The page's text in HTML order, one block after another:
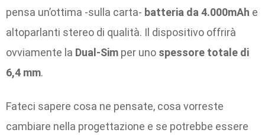
pensa un’ottima -sulla carta- batteria da 4.000mAh e
altoparlanti stereo di qualità. Il dispositivo offrirà
ovviamente la Dual-Sim per uno spessore totale di
6,4 mm.
Fateci sapere cosa ne pensate, cosa vorreste
cambiare nella progettazione e se potrebbe essere